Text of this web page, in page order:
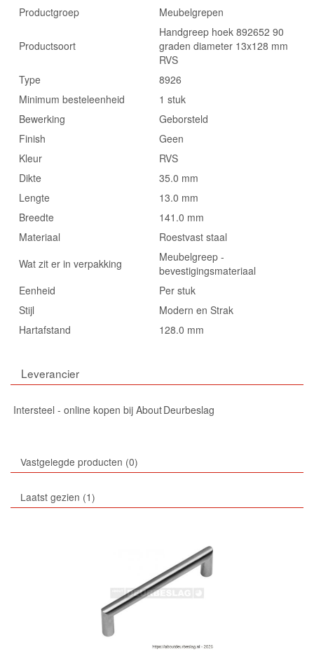
Productgroep
Meubelgrepen
Productsoort
Handgreep hoek 892652 90
graden diameter 13x128 mm
RVS
Type
8926
Minimum besteleenheid
1 stuk
Bewerking
Geborsteld
Finish
Geen
Kleur
RVS
Dikte
35.0 mm
Lengte
13.0 mm
Breedte
141.0 mm
Materiaal
Roestvast staal
Wat zit er in verpakking
Meubelgreep -
bevestigingsmateriaal
Eenheid
Per stuk
Stijl
Modern en Strak
Hartafstand
128.0 mm
Leverancier
Intersteel - online kopen bij About Deurbeslag
Vastgelegde producten 0
Laatst gezien 1